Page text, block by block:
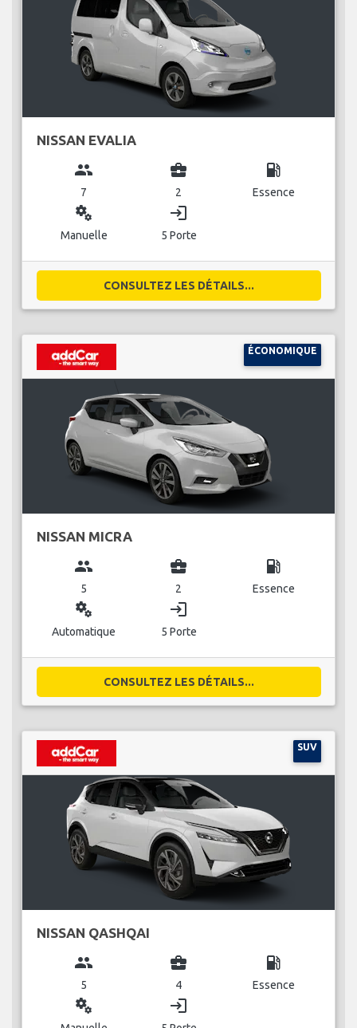
NISSAN EVALIA
group
7
business_center
2
local_gas_station
Essence
miscellaneous_services
Manuelle
login
5 Porte
CONSULTEZ LES DÉTAILS...
ÉCONOMIQUE
NISSAN MICRA
group
5
business_center
2
local_gas_station
Essence
miscellaneous_services
Automatique
login
5 Porte
CONSULTEZ LES DÉTAILS...
SUV
NISSAN QASHQAI
group
5
business_center
4
local_gas_station
Essence
miscellaneous_services login